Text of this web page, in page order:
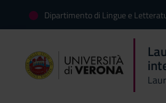
Dipartimento di Lingue e